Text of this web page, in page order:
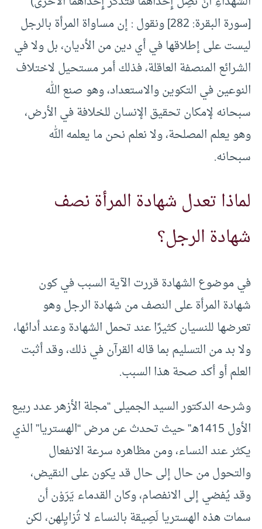
[سورة البقرة: 282] ونقول : إن مساواة المرأة بالرجل
ليست على إطلاقها في أي دين من الأديان، بل ولا في
الشرائع المنصفة العاقلة، فذلك أمر مستحيل لاختلاف
النوعين في التكوين والاستعداد، وهو صنع الله
سبحانه لإمكان تحقيق الإنسان للخلافة في الأرض،
وهو يعلم المصلحة، ولا نعلم نحن ما يعلمه الله
سبحانه.
لماذا تعدل شهادة المرأة نصف
شهادة الرجل؟
في موضوع الشهادة قررت الآية السبب في كون
شهادة المرأة على النصف من شهادة الرجل وهو
تعرضها للنسيان كثيرًا عند تحمل الشهادة وعند أدائها،
ولا بد من التسليم بما قاله القرآن في ذلك، وقد أثبت
العلم أو أكد صحة هذا السبب.
وشرحه الدكتور السيد الجميلى “مجلة الأزهر عدد ربيع
الأول 1415هـ” حيث تحدث عن مرض “الهستريا” الذي
يكثر عند النساء، ومن مظاهره سرعة الانفعال
والتحول من حال إلى حال قد يكون على النقيض،
وقد يُفضي إلى الانفصام، وكان القدماء يَرَوْن أن
سمات هذه الهستريا لَصِيقة بالنساء لا تُزايِلهن، لكن